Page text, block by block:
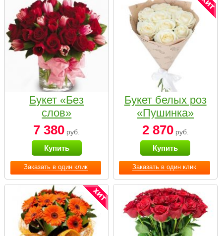
Заказать в один клик
Букет «Без
слов»
7 380 руб.
Купить
Заказать в один клик
Букет белых роз
«Пушинка»
2 870руб.
Купить